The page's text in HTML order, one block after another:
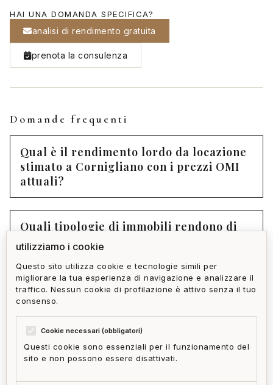
HAI UNA DOMANDA SPECIFICA?
analisi di rendimento gratuita
prenota la consulenza
Domande frequenti
Qual è il rendimento lordo da locazione
stimato a Cornigliano con i prezzi OMI
attuali?
Quali tipologie di immobili rendono di
più ad Cornigliano?
Home Gallery offre un servizio di
gestione dell'immobile dopo l'acquisto?
utilizziamo i cookie
Questo sito utilizza cookie e tecnologie simili per
migliorare la tua esperienza di navigazione e analizzare il
traffico. Nessun cookie di profilazione è attivo senza il tuo
consenso.
Cookie necessari (obbligatori)
Questi cookie sono essenziali per il funzionamento del
sito e non possono essere disattivati.